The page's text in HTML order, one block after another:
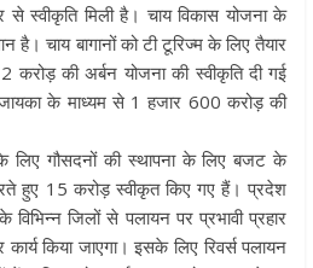
से स्वीकृति मिली है। चाय विकास योजना के
है। चाय बागानों को टी टूरिज्म के लिए तैयार
करोड़ की अर्बन योजना की स्वीकृति दी गई
के माध्यम से 1 हजार 600 करोड़ की
गौसदनों की स्थापना के लिए बजट के
हुए 15 करोड़ स्वीकृत किए गए हैं। प्रदेश
जिलों से पलायन पर प्रभावी प्रहार
किया जाएगा। इसके लिए रिवर्स पलायन